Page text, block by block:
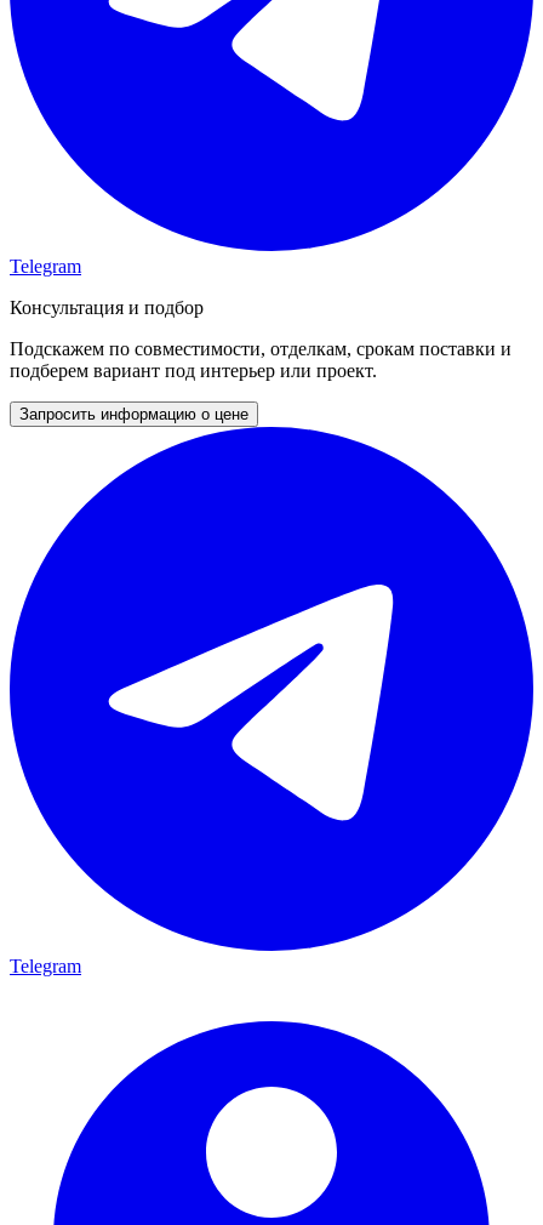
Telegram
Консультация и подбор
Подскажем по совместимости, отделкам, срокам поставки и
подберем вариант под интерьер или проект.
Запросить информацию о цене
Telegram